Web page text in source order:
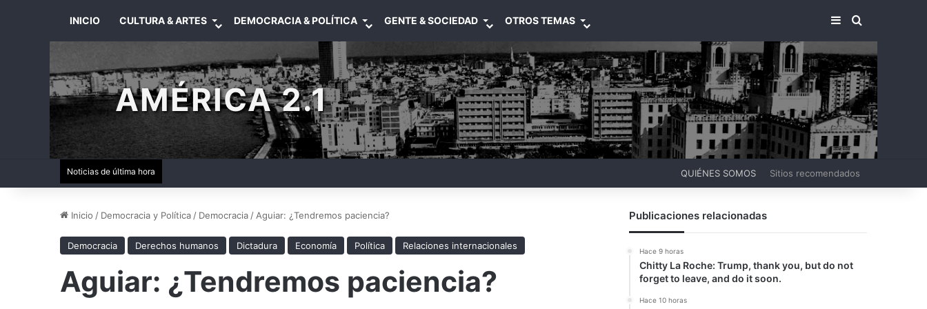
INICIO CULTURA & ARTES DEMOCRACIA & POLÍTICA GENTE & SOCIEDAD OTROS TEMAS BARRA LATERAL
BUSCAR
AMÉRICA 2.1
Noticias de última hora QUIÉNES SOMOS Sitios recomendados
Inicio / Democracia y Política / Democracia / Aguiar: ¿Tendremos paciencia?
Democracia Derechos humanos Dictadura Economía Política Relaciones internacionales
Aguiar: ¿Tendremos paciencia?
Publicaciones relacionadas
Hace 9 horas
Chitty La Roche: Trump, thank you, but do not
forget to leave, and do it soon.
Hace 10 horas